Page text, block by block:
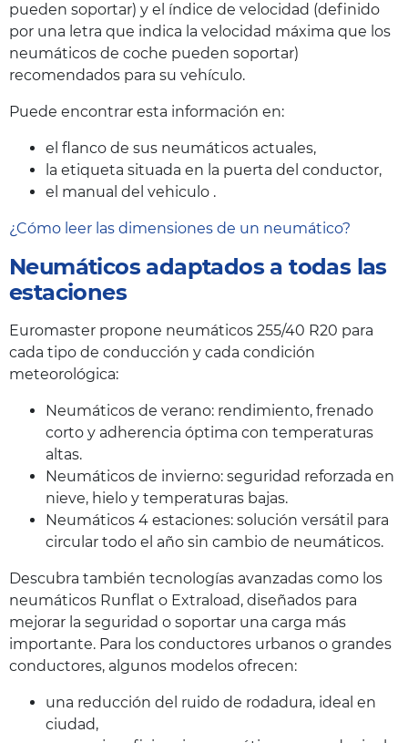
pueden soportar) y el índice de velocidad (definido
por una letra que indica la velocidad máxima que los
neumáticos de coche pueden soportar)
recomendados para su vehículo.
Puede encontrar esta información en:
el flanco de sus neumáticos actuales,
la etiqueta situada en la puerta del conductor,
el manual del vehiculo .
¿Cómo leer las dimensiones de un neumático?
Neumáticos adaptados a todas las
estaciones
Euromaster propone neumáticos 255/40 R20 para
cada tipo de conducción y cada condición
meteorológica:
Neumáticos de verano: rendimiento, frenado
corto y adherencia óptima con temperaturas
altas.
Neumáticos de invierno: seguridad reforzada en
nieve, hielo y temperaturas bajas.
Neumáticos 4 estaciones: solución versátil para
circular todo el año sin cambio de neumáticos.
Descubra también tecnologías avanzadas como los
neumáticos Runflat o Extraload, diseñados para
mejorar la seguridad o soportar una carga más
importante. Para los conductores urbanos o grandes
conductores, algunos modelos ofrecen:
una reducción del ruido de rodadura, ideal en
ciudad,